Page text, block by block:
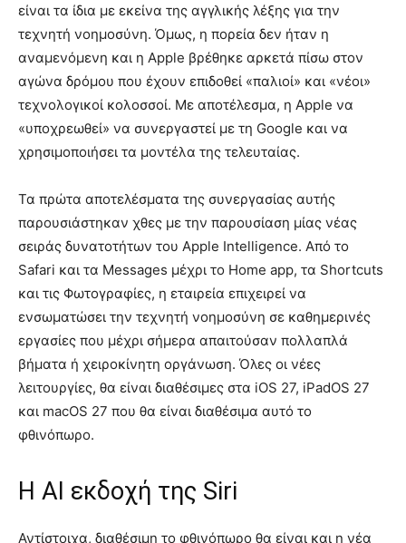
είναι τα ίδια με εκείνα της αγγλικής λέξης για την
τεχνητή νοημοσύνη. Όμως, η πορεία δεν ήταν η
αναμενόμενη και η Apple βρέθηκε αρκετά πίσω στον
αγώνα δρόμου που έχουν επιδοθεί «παλιοί» και «νέοι»
τεχνολογικοί κολοσσοί. Με αποτέλεσμα, η Apple να
«υποχρεωθεί» να συνεργαστεί με τη Google και να
χρησιμοποιήσει τα μοντέλα της τελευταίας.
Τα πρώτα αποτελέσματα της συνεργασίας αυτής
παρουσιάστηκαν χθες με την παρουσίαση μίας νέας
σειράς δυνατοτήτων του Apple Intelligence. Από το
Safari και τα Messages μέχρι το Home app, τα Shortcuts
και τις Φωτογραφίες, η εταιρεία επιχειρεί να
ενσωματώσει την τεχνητή νοημοσύνη σε καθημερινές
εργασίες που μέχρι σήμερα απαιτούσαν πολλαπλά
βήματα ή χειροκίνητη οργάνωση. Όλες οι νέες
λειτουργίες, θα είναι διαθέσιμες στα iOS 27, iPadOS 27
και macOS 27 που θα είναι διαθέσιμα αυτό το
φθινόπωρο.
Η ΑΙ εκδοχή της Siri
Αντίστοιχα, διαθέσιμη το φθινόπωρο θα είναι και η νέα